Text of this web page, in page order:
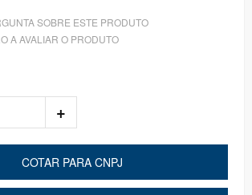
SOBRE ESTE PRODUTO
A AVALIAR O PRODUTO
COTAR PARA CNPJ